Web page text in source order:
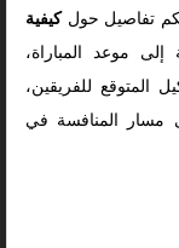
تفاصيل حولكيفية
إلى موعد المباراة،
المتوقع للفريقين،
مسار المنافسة في